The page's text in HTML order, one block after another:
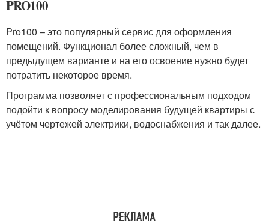
PRO100
Pro100 – это популярный сервис для оформления
помещений. Функционал более сложный, чем в
предыдущем варианте и на его освоение нужно будет
потратить некоторое время.
Программа позволяет с профессиональным подходом
подойти к вопросу моделирования будущей квартиры с
учётом чертежей электрики, водоснабжения и так далее.